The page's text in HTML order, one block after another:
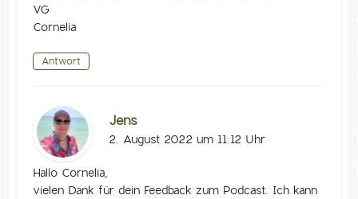
VG
Cornelia
Antwort
Jens
2. August 2022 um 11:12 Uhr
Hallo Cornelia,
vielen Dank für dein Feedback zum Podcast. Ich kann